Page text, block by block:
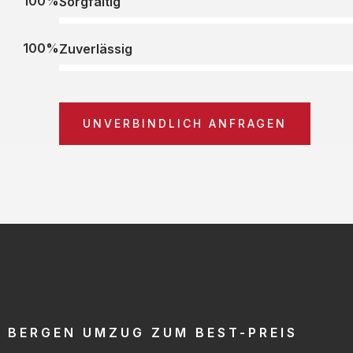
Zuverlässig
100%
UNVERBINDLICH ANFRAGEN
BERGEN UMZUG ZUM BEST-PREIS